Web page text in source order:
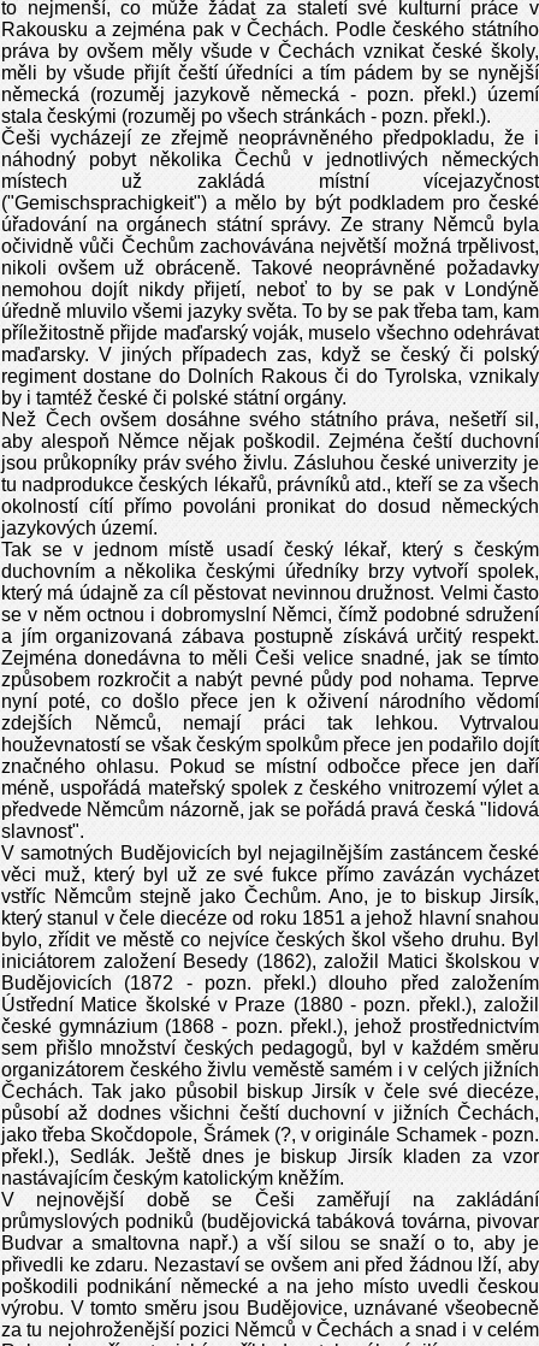
to nejmenší, co může žádat za staletí své kulturní práce v
Rakousku a zejména pak v Čechách. Podle českého státního
práva by ovšem měly všude v Čechách vznikat české školy,
měli by všude přijít čeští úředníci a tím pádem by se nynější
německá (rozuměj jazykově německá - pozn. překl.) území
stala českými (rozuměj po všech stránkách - pozn. překl.).
Češi vycházejí ze zřejmě neoprávněného předpokladu, že i
náhodný pobyt několika Čechů v jednotlivých německých
místech už zakládá místní vícejazyčnost
("Gemischsprachigkeit") a mělo by být podkladem pro české
úřadování na orgánech státní správy. Ze strany Němců byla
očividně vůči Čechům zachovávána největší možná trpělivost,
nikoli ovšem už obráceně. Takové neoprávněné požadavky
nemohou dojít nikdy přijetí, neboť to by se pak v Londýně
úředně mluvilo všemi jazyky světa. To by se pak třeba tam, kam
příležitostně přijde maďarský voják, muselo všechno odehrávat
maďarsky. V jiných případech zas, když se český či polský
regiment dostane do Dolních Rakous či do Tyrolska, vznikaly
by i tamtéž české či polské státní orgány.
Než Čech ovšem dosáhne svého státního práva, nešetří sil,
aby alespoň Němce nějak poškodil. Zejména čeští duchovní
jsou průkopníky práv svého živlu. Zásluhou české univerzity je
tu nadprodukce českých lékařů, právníků atd., kteří se za všech
okolností cítí přímo povoláni pronikat do dosud německých
jazykových území.
Tak se v jednom místě usadí český lékař, který s českým
duchovním a několika českými úředníky brzy vytvoří spolek,
který má údajně za cíl pěstovat nevinnou družnost. Velmi často
se v něm octnou i dobromyslní Němci, čímž podobné sdružení
a jím organizovaná zábava postupně získává určitý respekt.
Zejména donedávna to měli Češi velice snadné, jak se tímto
způsobem rozkročit a nabýt pevné půdy pod nohama. Teprve
nyní poté, co došlo přece jen k oživení národního vědomí
zdejších Němců, nemají práci tak lehkou. Vytrvalou
houževnatostí se však českým spolkům přece jen podařilo dojít
značného ohlasu. Pokud se místní odbočce přece jen daří
méně, uspořádá mateřský spolek z českého vnitrozemí výlet a
předvede Němcům názorně, jak se pořádá pravá česká "lidová
slavnost".
V samotných Budějovicích byl nejagilnějším zastáncem české
věci muž, který byl už ze své fukce přímo zavázán vycházet
vstříc Němcům stejně jako Čechům. Ano, je to biskup Jirsík,
který stanul v čele diecéze od roku 1851 a jehož hlavní snahou
bylo, zřídit ve městě co nejvíce českých škol všeho druhu. Byl
iniciátorem založení Besedy (1862), založil Matici školskou v
Budějovicích (1872 - pozn. překl.) dlouho před založením
Ústřední Matice školské v Praze (1880 - pozn. překl.), založil
české gymnázium (1868 - pozn. překl.), jehož prostřednictvím
sem přišlo množství českých pedagogů, byl v každém směru
organizátorem českého živlu veměstě samém i v celých jižních
Čechách. Tak jako působil biskup Jirsík v čele své diecéze,
působí až dodnes všichni čeští duchovní v jižních Čechách,
jako třeba Skočdopole, Šrámek (?, v originále Schamek - pozn.
překl.), Sedlák. Ještě dnes je biskup Jirsík kladen za vzor
nastávajícím českým katolickým kněžím.
V nejnovější době se Češi zaměřují na zakládání
průmyslových podniků (budějovická tabáková továrna, pivovar
Budvar a smaltovna např.) a vší silou se snaží o to, aby je
přivedli ke zdaru. Nezastaví se ovšem ani před žádnou lží, aby
poškodili podnikání německé a na jeho místo uvedli českou
výrobu. V tomto směru jsou Budějovice, uznávané všeobecně
za tu nejohroženější pozici Němců v Čechách a snad i v celém